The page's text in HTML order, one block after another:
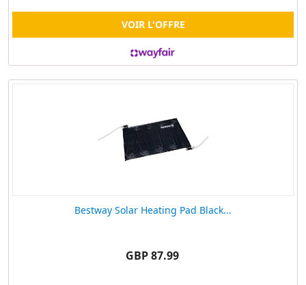
VOIR L'OFFRE
Bestway Solar Heating Pad Black...
GBP 87.99